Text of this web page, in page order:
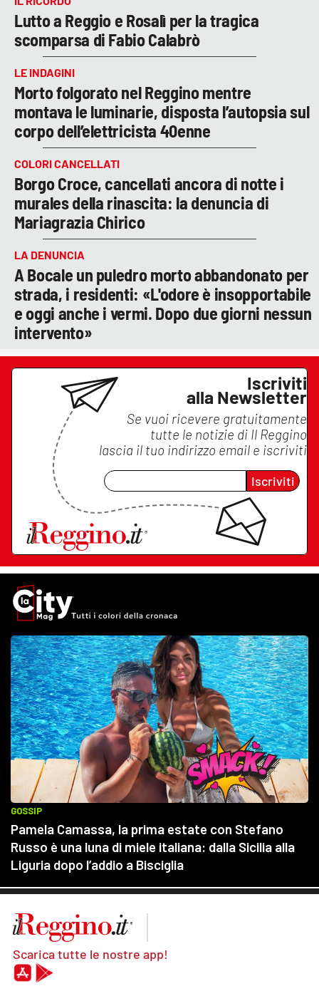
Lutto a Reggio e Rosalì per la tragica
scomparsa di Fabio Calabrò
LE INDAGINI
Morto folgorato nel Reggino mentre
montava le luminarie, disposta l’autopsia sul
corpo dell’elettricista 40enne
COLORI CANCELLATI
Borgo Croce, cancellati ancora di notte i
murales della rinascita: la denuncia di
Mariagrazia Chirico
LA DENUNCIA
A Bocale un puledro morto abbandonato per
strada, i residenti: «L'odore è insopportabile
e oggi anche i vermi. Dopo due giorni nessun
intervento»
Iscriviti
alla Newsletter
Se vuoi ricevere gratuitamente
tutte le notizie di Il Reggino
lascia il tuo indirizzo email e iscriviti
Iscriviti
Scarica tutte le nostre app!